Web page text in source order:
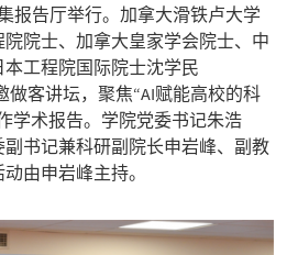
报告厅举行。加拿大滑铁卢大学
院士、加拿大皇家学会院士、中
工程院国际院士沈学民
做客讲坛，聚焦“AI赋能高校的科
学术报告。学院党委书记朱浩
书记兼科研副院长申岩峰、副教
由申岩峰主持。